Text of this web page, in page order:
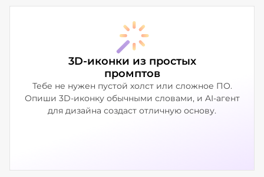
3D-иконки из простых
промптов
Тебе не нужен пустой холст или сложное ПО.
Опиши 3D-иконку обычными словами, и AI-агент
для дизайна создаст отличную основу.